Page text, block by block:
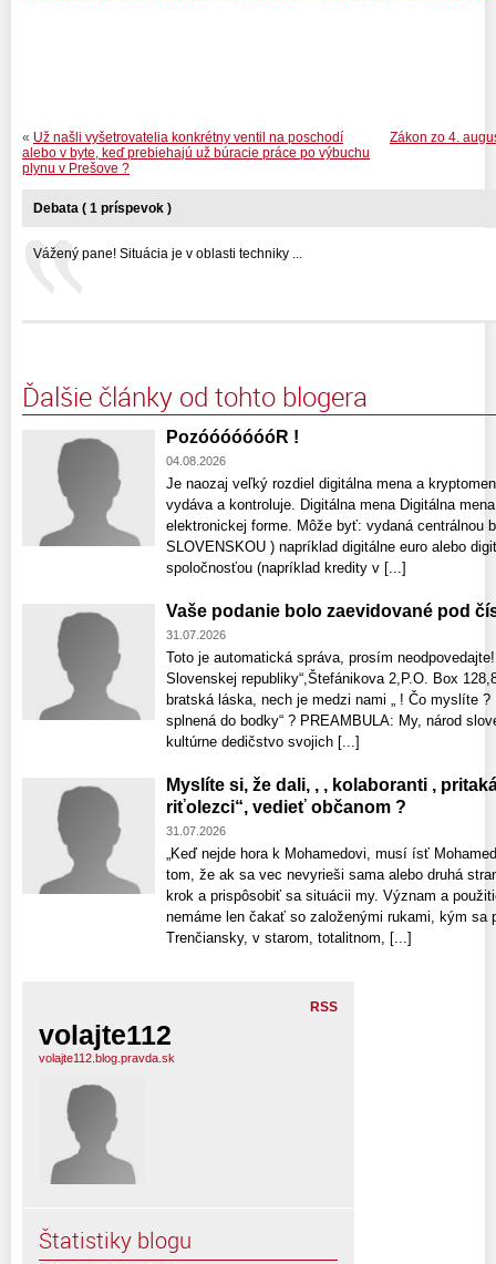
Zákon zo 4.
« Už našli vyšetrovatelia konkrétny ventil na poschodí
alebo v byte, keď prebiehajú už búracie práce po výbuchu
plynu v Prešove ?
Debata ( 1 príspevok )
Vážený pane! Situácia je v oblasti techniky ...
Ďalšie články od tohto blogera
PozóóóóóóóR !
04.08.2026
Je naozaj veľký rozdiel digitálna mena a
vydáva a kontroluje. Digitálna mena Digitálna
elektronickej forme. Môže byť: vydaná centrálnou
SLOVENSKOU ) napríklad digitálne euro alebo
spoločnosťou (napríklad kredity v [...]
Vaše podanie bolo zaevidované pod
31.07.2026
Toto je automatická správa, prosím
Slovenskej republiky“,Štefánikova 2,P.O. Box
bratská láska, nech je medzi nami „ ! Čo myslíte
splnená do bodky“ ? PREAMBULA: My, národ
kultúrne dedičstvo svojich [...]
Myslíte si, že dali, , , kolaboranti ,
riťolezci“, vedieť občanom ?
31.07.2026
„Keď nejde hora k Mohamedovi, musí ísť
tom, že ak sa vec nevyrieši sama alebo druhá
krok a prispôsobiť sa situácii my. Význam a
nemáme len čakať so založenými rukami, kým sa
Trenčiansky, v starom, totalitnom, [...]
RSS
volajte112
volajte112.blog.pravda.sk
Štatistiky blogu